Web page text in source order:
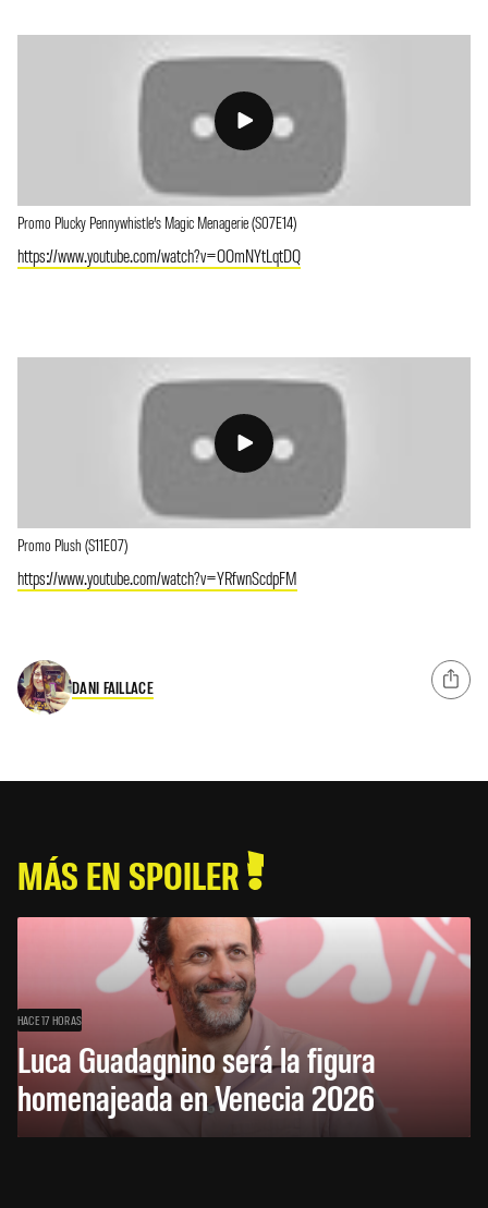
Promo Plucky Pennywhistle’s Magic Menagerie (S07E14)
https://www.youtube.com/watch?v=OOmNYtLqtDQ
Promo Plush (S11E07)
https://www.youtube.com/watch?v=YRfwnScdpFM
DANI FAILLACE
MÁS EN SPOILER
HACE 17 HORAS
Luca Guadagnino será la figura
homenajeada en Venecia 2026